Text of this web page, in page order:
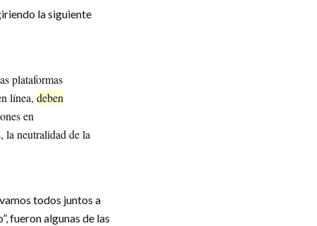
la siguiente
plataformas
línea, deben
en
la neutralidad de la
todos juntos a
fueron algunas de las